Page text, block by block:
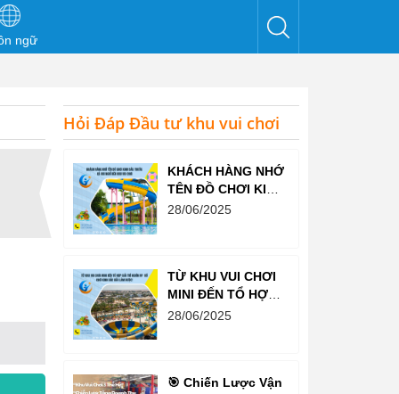
ngữ
Hỏi Đáp Đầu tư khu vui chơi
KHÁCH HÀNG NHỚ
TÊN ĐỒ CHƠI KINH
BẮC TRƯỚC CẢ
28/06/2025
TỪ KHU VUI CHƠI
MINI ĐẾN TỔ HỢP
GIẢI TRÍ NGHÌN M²
28/06/2025
🎯 Chiến Lược Vận